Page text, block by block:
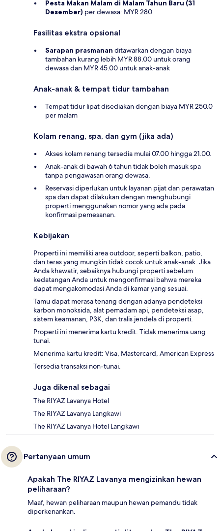
Pesta Makan Malam di Malam Tahun Baru (31
Desember) per dewasa: MYR 280
Fasilitas ekstra opsional
Sarapan prasmanan ditawarkan dengan biaya
tambahan kurang lebih MYR 88.00 untuk orang
dewasa dan MYR 45.00 untuk anak-anak
Anak-anak & tempat tidur tambahan
Tempat tidur lipat disediakan dengan biaya MYR 250.0
per malam
Kolam renang, spa, dan gym (jika ada)
Akses kolam renang tersedia mulai 07.00 hingga 21.00.
Anak-anak di bawah 6 tahun tidak boleh masuk spa
tanpa pengawasan orang dewasa.
Reservasi diperlukan untuk layanan pijat dan perawatan
spa dan dapat dilakukan dengan menghubungi
properti menggunakan nomor yang ada pada
konfirmasi pemesanan.
Kebijakan
Properti ini memiliki area outdoor, seperti balkon, patio,
dan teras yang mungkin tidak cocok untuk anak-anak. Jika
Anda khawatir, sebaiknya hubungi properti sebelum
kedatangan Anda untuk mengonfirmasi bahwa mereka
dapat mengakomodasi Anda di kamar yang sesuai.
Tamu dapat merasa tenang dengan adanya pendeteksi
karbon monoksida, alat pemadam api, pendeteksi asap,
sistem keamanan, P3K, dan tralis jendela di properti.
Properti ini menerima kartu kredit. Tidak menerima uang
tunai.
Menerima kartu kredit: Visa, Mastercard, American Express
Tersedia transaksi non-tunai.
Juga dikenal sebagai
The RIYAZ Lavanya Hotel
The RIYAZ Lavanya Langkawi
The RIYAZ Lavanya Hotel Langkawi
Pertanyaan umum
Apakah The RIYAZ Lavanya mengizinkan hewan
peliharaan?
Maaf, hewan peliharaan maupun hewan pemandu tidak
diperkenankan.